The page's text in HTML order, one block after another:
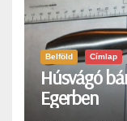
Belföld Címlap
Húsvágó
Egerben